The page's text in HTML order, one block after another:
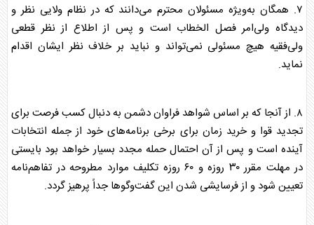
۷. همگان به‌ویژه مسئولان محترم می‌دانند که در نظام ولایی نظر و
دیدگاه ولی‌امر فصل الخطاب است و پس از اطلاع از نظر قطعی
ولی‌فقیه هیچ مسئولی نمی‌تواند و نباید بر خلاف نظر ایشان اقدام
نماید.
۸. از آنجا که بر اساس شواهد فراوان دشمن به دنبال کسب فرصت برای
تجدید قوا و خرید زمان برای برخی برنامه‌های خود از جمله انتخابات
آینده است و پس از آن احتمال حمله مجدد بسیار خواهد بود بایستی
در مهلت مقرر ۳۰ روزه و ۶۰ روزه تکلیف موارد مطروحه در تفاهم‌نامه
تعیین شود و از فرسایشی شدن این گفت‌و‌گو‌ها جداً پرهیز گردد.